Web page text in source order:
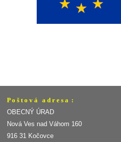
P o š t o v á a d r e s a :
OBECNÝ ÚRAD
Nová Ves nad Váhom 160
916 31 Kočovce